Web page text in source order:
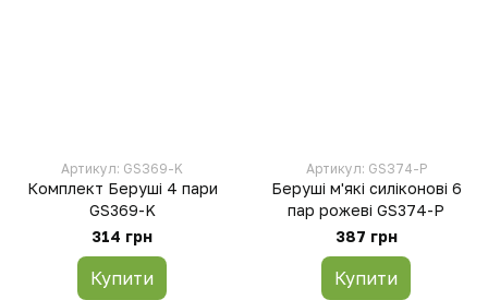
Артикул: GS369-K
Комплект Беруші 4 пари
GS369-K
314 грн
Купити
Артикул: GS374-P
Беруші м'які силіконові 6
пар рожеві GS374-P
387 грн
Купити